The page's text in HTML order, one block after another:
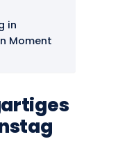
in
Moment